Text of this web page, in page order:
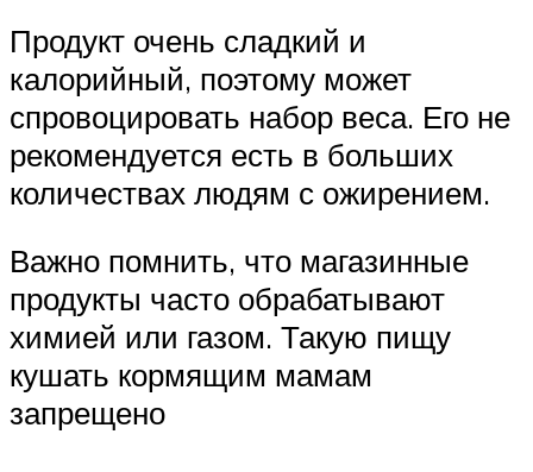
Продукт очень сладкий и
калорийный, поэтому может
спровоцировать набор веса. Его не
рекомендуется есть в больших
количествах людям с ожирением.
Важно помнить, что магазинные
продукты часто обрабатывают
химией или газом. Такую пищу
кушать кормящим мамам
запрещено